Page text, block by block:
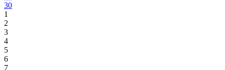
30
1
2
3
4
5
6
7